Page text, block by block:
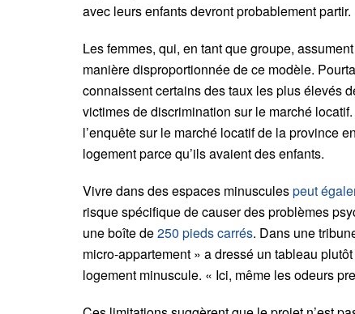
avec leurs enfants devront probablement partir.
Les femmes, qui, en tant que groupe,
manière disproportionnée de ce modèle.
connaissent certains des taux les plus élevés
victimes de discrimination sur le marché
l’enquête sur le marché locatif de la province
logement parce qu’ils avaient des enfants.
Vivre dans des espaces minusculespeut
risque spécifique de causer des problèmes
une boîte de250 pieds carrés. Dans une
micro-appartement » a dressé un tableau
logement minuscule. « Ici, même les odeurs